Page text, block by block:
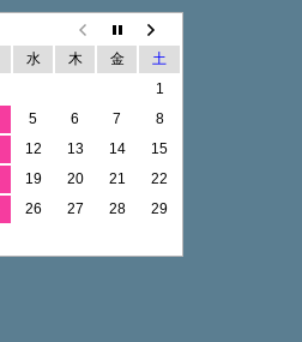
水 木 金
土
1
5 6 7
8
12 13 14
15
19 20 21
22
26 27 28
29